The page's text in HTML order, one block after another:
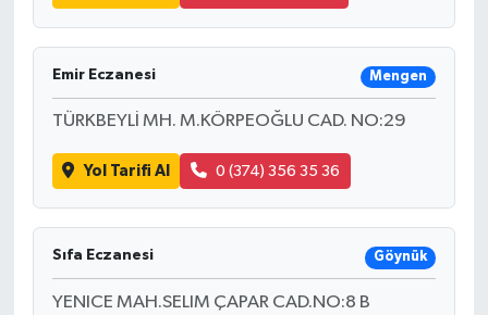
Emir Eczanesi Mengen
TÜRKBEYLİ MH. M.KÖRPEOĞLU CAD. NO:29
Yol Tarifi Al 0 (374) 356 35 36
Sıfa Eczanesi Göynük
YENICE MAH.SELIM ÇAPAR CAD.NO:8 B